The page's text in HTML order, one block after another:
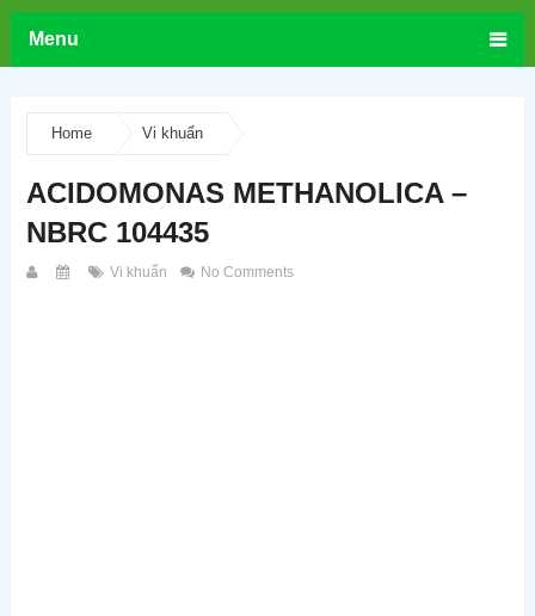
Menu
Home Vi khuẩn
ACIDOMONAS METHANOLICA –
NBRC 104435
Vi khuẩn No Comments